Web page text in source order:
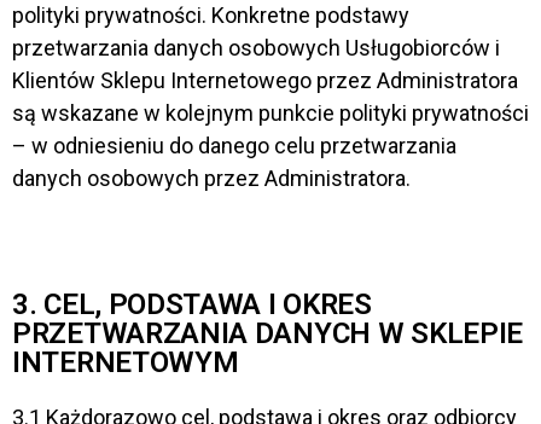
polityki prywatności. Konkretne podstawy
przetwarzania danych osobowych Usługobiorców i
Klientów Sklepu Internetowego przez Administratora
są wskazane w kolejnym punkcie polityki prywatności
– w odniesieniu do danego celu przetwarzania
danych osobowych przez Administratora.
3. CEL, PODSTAWA I OKRES
PRZETWARZANIA DANYCH W SKLEPIE
INTERNETOWYM
3.1 Każdorazowo cel, podstawa i okres oraz odbiorcy